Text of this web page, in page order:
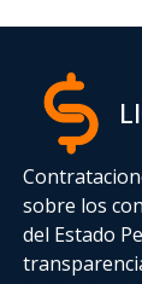
sobre los
del Estado